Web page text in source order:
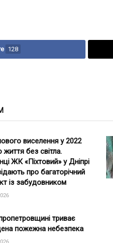
128
виселення у 2022
життя без світла.
ЖК «Піхтовий» у Дніпрі
про багаторічний
із забудовником
триває
пожежна небезпека